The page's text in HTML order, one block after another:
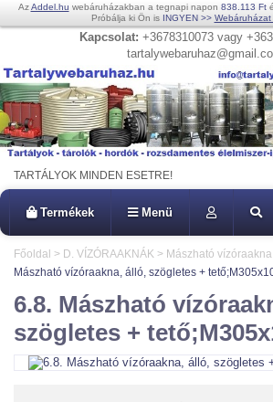
AzAddel.hu webáruházakban a tegnapi napon 838.113 Ft
Próbálja ki Ön is INGYEN >>
Kapcsolat: +3678310073 vagy
TARTÁLYOK MINDEN ESETRE!
Termékek Menü
Főoldal > D. VÍZÓRAAKNÁK > Mászható vízóraakna
Mászható vízóraakna, álló, szögletes +
6.8. Mászható
szögletes +